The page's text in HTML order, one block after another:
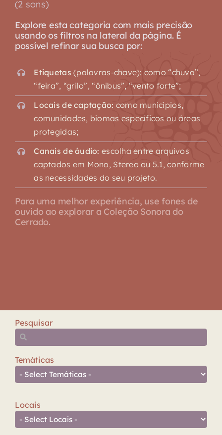
(2 sons)
Explore esta categoria com mais precisão
usando os filtros na lateral da página. É
possível refinar sua busca por:
Etiquetas (palavras-chave): como “chuva”,
“feira”, “grilo”, “ônibus”, “vento forte”;
Locais de captação: como municípios,
comunidades, biomas específicos ou áreas
protegidas;
Canais de áudio: escolha entre arquivos
captados em Mono, Stereo ou 5.1, conforme
as necessidades do seu projeto.
Para uma melhor experiência, use fones de
ouvido ao explorar a Coleção Sonora do
Cerrado.
Pesquisar
Temáticas
Locais